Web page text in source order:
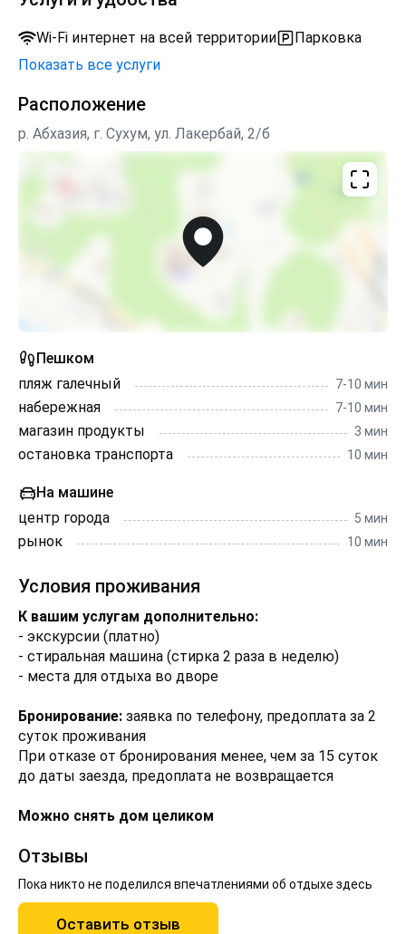
Wi-Fi интернет на всей территории
Парковка
Показать все услуги
Расположение
р. Абхазия, г. Сухум, ул. Лакербай, 2/б
Пешком
пляж галечный
7-10 мин
набережная 7-10 мин
магазин продукты 3 мин
остановка транспорта 10 мин
На машине
центр города
5 мин
рынок 10 мин
Условия проживания
К вашим услугам дополнительно:
- экскурсии (платно)
- стиральная машина (стирка 2 раза в неделю)
- места для отдыха во дворе
Бронирование: заявка по телефону, предоплата за 2
суток проживания
При отказе от бронирования менее, чем за 15 суток
до даты заезда, предоплата не возвращается
Можно снять дом целиком
Отзывы
Пока никто не поделился впечатлениями об отдыхе здесь
Оставить отзыв